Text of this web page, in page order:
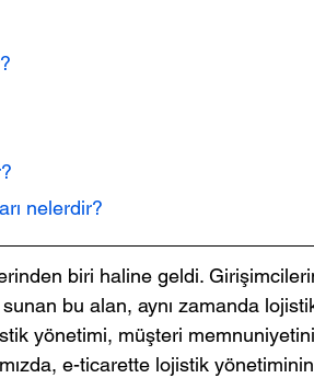
nelerdir?
biri haline geldi.
bu alan, aynı zamanda
yönetimi, müşteri memnuniyetini
e-ticarette lojistik